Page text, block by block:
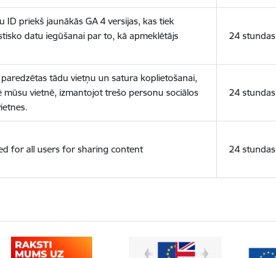
ID priekš jaunākās GA 4 versijas, kas tiek
datu iegūšanai par to, kā apmeklētājs
24 stundas
tādu vietņu un satura koplietošanai,
mūsu vietnē, izmantojot trešo personu sociālos
24 stundas
for all users for sharing content 24 stundas